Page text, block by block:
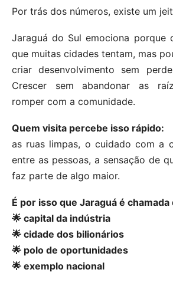
Por trás dos números, existe um
Jaraguá do Sul emociona porque
que muitas cidades tentam, mas
criar desenvolvimento sem
Crescer sem abandonar as
romper com a comunidade.
Quem visita percebe isso rápido:
as ruas limpas, o cuidado com a
entre as pessoas, a sensação de
faz parte de algo maior.
É por isso que Jaraguá é chamada
🌟 capital da indústria
🌟 cidade dos bilionários
🌟 polo de oportunidades
🌟 exemplo nacional